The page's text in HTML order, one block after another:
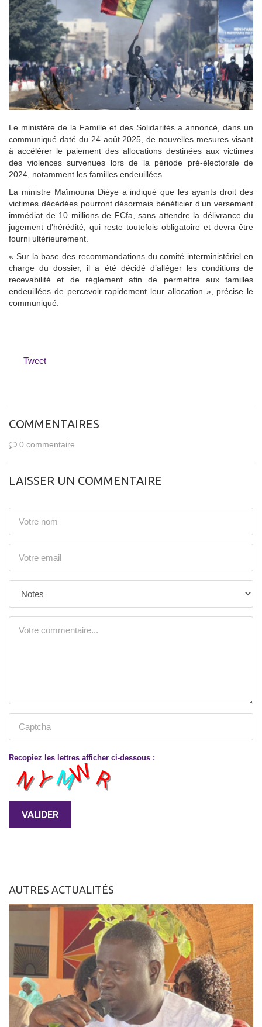
Le ministère de la Famille et des Solidarités a annoncé, dans un
communiqué daté du 24 août 2025, de nouvelles mesures visant
à accélérer le paiement des allocations destinées aux victimes
des violences survenues lors de la période pré-électorale de
2024, notamment les familles endeuillées.
La ministre Maïmouna Dièye a indiqué que les ayants droit des
victimes décédées pourront désormais bénéficier d’un versement
immédiat de 10 millions de FCfa, sans attendre la délivrance du
jugement d’hérédité, qui reste toutefois obligatoire et devra être
fourni ultérieurement.
« Sur la base des recommandations du comité interministériel en
charge du dossier, il a été décidé d’alléger les conditions de
recevabilité et de règlement afin de permettre aux familles
endeuillées de percevoir rapidement leur allocation », précise le
communiqué.
Tweet
COMMENTAIRES
0 commentaire
LAISSER UN COMMENTAIRE
Recopiez les lettres afficher ci-dessous :
AUTRES ACTUALITÉS